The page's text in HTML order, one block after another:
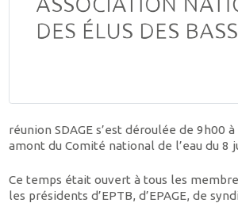
réunion SDAGE s’est déroulée de 9h00
amont du Comité national de l’eau du 8
Ce temps était ouvert à tous les
les présidents d’EPTB, d’EPAGE, de